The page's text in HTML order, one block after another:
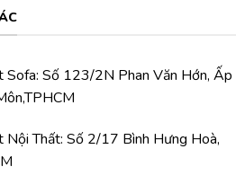
Số 123/2N Phan Văn Hớn, Ấp
Thất: Số 2/17 Bình Hưng Hoà,